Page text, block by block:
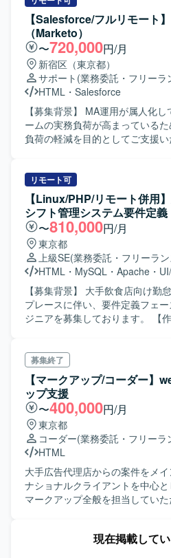
だきます。 ・AIツール（
効率的な更新フローの推進を行
的な運用サポートおよびサイト品
んでいただきます。 【ポジションの魅力】 生成AIを活用し
た法人向けプロダクトのWebを
アウトプットを出していただけま
く、UX・導線設計など、サイト
いただけます。 AIを積極活用し
いる環境でご就業いただけます
時間稼働から参画可能で、ライ
業ができる方を求めています。
イトの構造や目的に合わせて自
ます。 単なる作業の代行者では
るための運用パートナーとして伴
す。
【Salesforce/フルリモート
（Marketo）
〜720,000円/月
新宿区（東京都）
サポート (業務委託・フリーラ
HTML ・ Salesforce
【募集背景】 MA運用が属人化
ームの実務負荷が高まっている
負荷の軽減を目的としてご支援いただき
具体的には、メール配信の設定
び設定、リスト操作、プログラ
など、各種マーケティング施策
っていただきます。 【求める人物像】 MA運用におけるル
ールやテンプレートを正確に守り
方を求めています。細かな確認作
応を丁寧に行い、安定した品質で
ましいです。 【ポジションの魅力】 MA運用の実務を通じ
て、マーケティングオートメー
ことができます。属人化してい
とで、運用設計や改善提案にも
HTML/CSSで構成されたLPやフ
ります。
リモート可
【Linux/PHP/リモート併用
シフト管理システム要件定義
〜810,000円/月
東京都
上級SE(業務委託・フリーラ
HTML ・ MySQL ・ Apache ・
【募集背景】 大手飲食店向け勤
プレースに伴い、要件定義フェ
ジニアを募集しております。 【作業内容】 大手飲食店向け
な機能要件・非機能要件を整理
ックアップを作成し、利用者目
の整理を行っていただきます。
ントなど、設計以降の工程で利用
ただきます。 作成したモックア
るよう、画面構成や項目定義を具
【求める人物像】 関係者とのコ
行いながら、主体的に要件を整理
す。 限られた打ち合わせ時間の
リードできる方を歓迎いたしま
アップの品質にこだわり、わかり
構想策定や画面仕様の設計に深
募集終了
【マークアップ/コーダー】
ップ支援
〜400,000円/月
東京都
コーダー(業務委託・フリーラ
HTML
大手広告代理店からの案件をメイ
ナショナルクライアントを中心
マークアップ全般を担当していただきま
エンド開発 ③SEOやWEB解析に
現在掲載して